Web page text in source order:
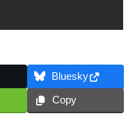
Bluesky
Copy